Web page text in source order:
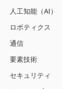
人工知能（AI）
ロボティクス
通信
要素技術
セキュリティ